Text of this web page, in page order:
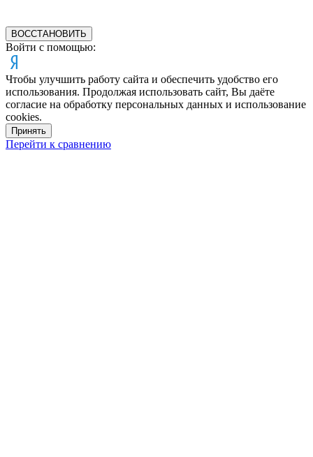
ВОССТАНОВИТЬ
Войти с помощью:
Чтобы улучшить работу сайта и обеспечить удобство его
использования. Продолжая использовать сайт, Вы даёте
согласие на обработку персональных данных и использование
cookies.
Принять
Перейти к сравнению